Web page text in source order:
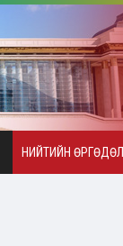
НИЙТИЙН ӨРГӨДӨЛ